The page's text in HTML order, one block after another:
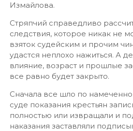
Измайлова.
Стряпчий справедливо
следствия, которое никак не
взяток судейским и прочим
удастся неплохо нажиться. А
влияние, возраст и прошлые
все равно будет закрыто.
Сначала все шло по
суде показания крестьян
полностью или извращали и
наказания заставляли